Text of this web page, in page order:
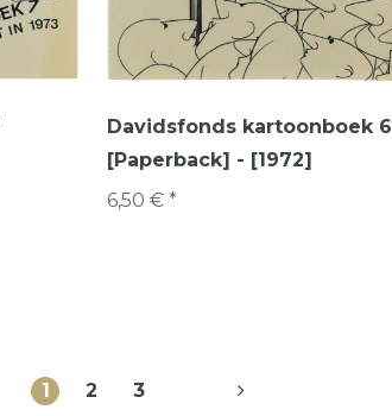
Davidsfonds kartoonboek 6
[Paperback] - [1972]
6,50 € *
1 2 3